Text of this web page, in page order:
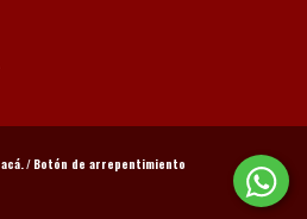
/ Botón de arrepentimiento